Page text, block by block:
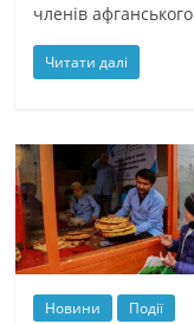
членів
Читати далі
Новини Події